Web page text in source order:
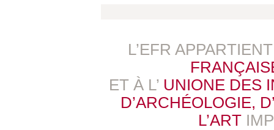
L’EFR
ET À L’ UNIONE DES
D’ARCHÉOLOGIE,
L’ART